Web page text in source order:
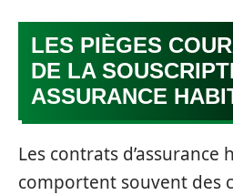
LES PIÈGES
DE LA
ASSURANCE
Les contrats d’assurance
comportent souvent des